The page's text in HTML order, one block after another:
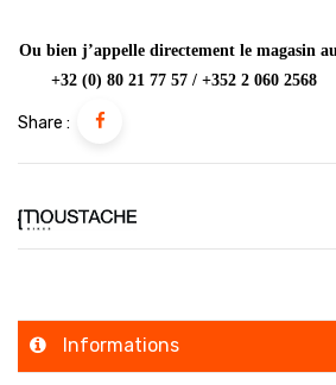
Ou bien j’appelle directement le magasin
+32 (0) 80 21 77 57 / +352 2 060 2568
Share :
Informations